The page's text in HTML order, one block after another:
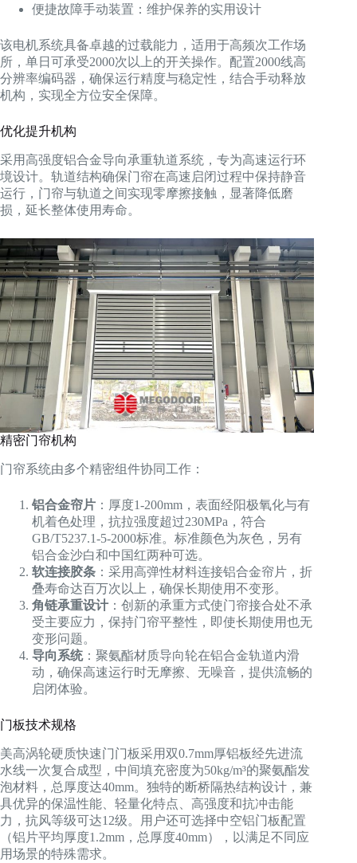
便捷故障手动装置：维护保养的实用设计
该电机系统具备卓越的过载能力，适用于高频次工作场
所，单日可承受2000次以上的开关操作。配置2000线高
分辨率编码器，确保运行精度与稳定性，结合手动释放
机构，实现全方位安全保障。
优化提升机构
采用高强度铝合金导向承重轨道系统，专为高速运行环
境设计。轨道结构确保门帘在高速启闭过程中保持静音
运行，门帘与轨道之间实现零摩擦接触，显著降低磨
损，延长整体使用寿命。
精密门帘机构
门帘系统由多个精密组件协同工作：
铝合金帘片 ：厚度1-200mm，表面经阳极氧化与有
机着色处理，抗拉强度超过230MPa，符合
GB/T5237.1-5-2000标准。标准颜色为灰色，另有
铝合金沙白和中国红两种可选。
软连接胶条 ：采用高弹性材料连接铝合金帘片，折
叠寿命达百万次以上，确保长期使用不变形。
角链承重设计 ：创新的承重方式使门帘接合处不承
受主要应力，保持门帘平整性，即使长期使用也无
变形问题。
导向系统：聚氨酯材质导向轮在铝合金轨道内滑
动，确保高速运行时无摩擦、无噪音，提供流畅的
启闭体验。
门板技术规格
美高涡轮硬质快速门门板采用双0.7mm厚铝板经先进流
水线一次复合成型，中间填充密度为50kg/m³的聚氨酯发
泡材料，总厚度达40mm。独特的断桥隔热结构设计，兼
具优异的保温性能、轻量化特点、高强度和抗冲击能
力，抗风等级可达12级。用户还可选择中空铝门板配置
（铝片平均厚度1.2mm，总厚度40mm），以满足不同应
用场景的特殊需求。